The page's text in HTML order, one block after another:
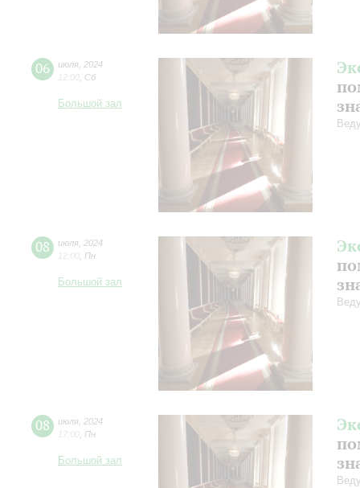
06 июля 2024
12:00 Сб
Большой зал
08 июля 2024
12:00 Пн
Большой зал
08 июля 2024
17:00 Пн
Большой зал